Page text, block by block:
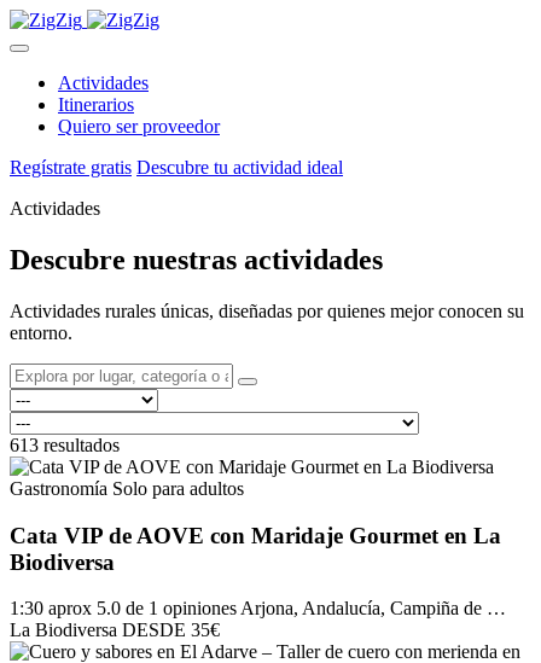
Actividades
Itinerarios
Quiero ser proveedor
Regístrate gratis Descubre tu actividad ideal
Actividades
Descubre nuestras actividades
Actividades rurales únicas, diseñadas por quienes mejor conocen su
entorno.
613 resultados
Gastronomía Solo para adultos
Cata VIP de AOVE con Maridaje Gourmet en La
Biodiversa
1:30 aprox 5.0 de 1 opiniones Arjona, Andalucía, Campiña de …
La Biodiversa DESDE 35€